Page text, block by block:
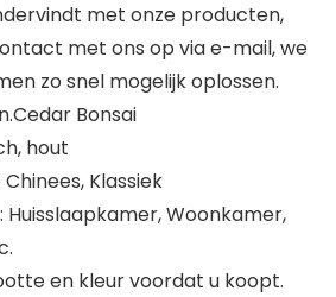
met onze producten,
met ons op via e-mail, we
zo snel mogelijk oplossen.
Bonsai
hout
Klassiek
Woonkamer,
en kleur voordat u koopt.